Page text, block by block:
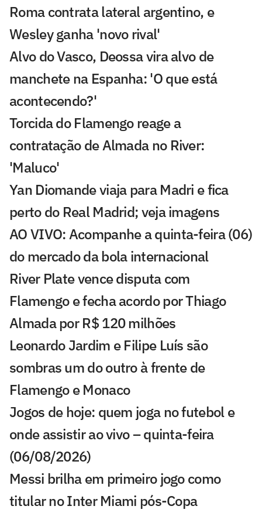
Roma contrata lateral argentino, e
Wesley ganha 'novo rival'
Alvo do Vasco, Deossa vira alvo de
manchete na Espanha: 'O que está
acontecendo?'
Torcida do Flamengo reage a
contratação de Almada no River:
'Maluco'
Yan Diomande viaja para Madri e fica
perto do Real Madrid; veja imagens
AO VIVO: Acompanhe a quinta-feira (06)
do mercado da bola internacional
River Plate vence disputa com
Flamengo e fecha acordo por Thiago
Almada por R$ 120 milhões
Leonardo Jardim e Filipe Luís são
sombras um do outro à frente de
Flamengo e Monaco
Jogos de hoje: quem joga no futebol e
onde assistir ao vivo – quinta-feira
(06/08/2026)
Messi brilha em primeiro jogo como
titular no Inter Miami pós-Copa